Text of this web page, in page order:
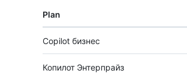
Plan
Copilot бизнес
Копилот Энтерпрайз